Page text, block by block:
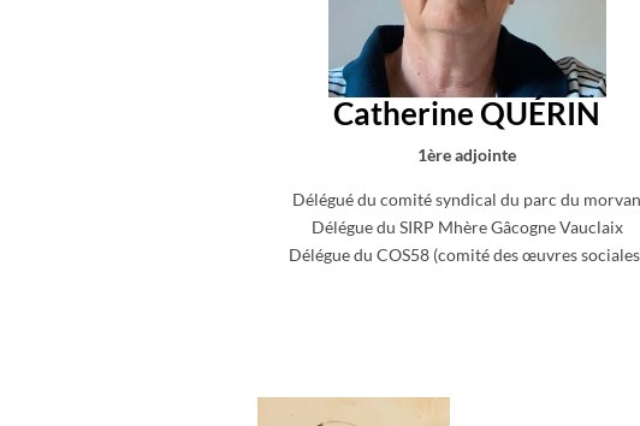
Catherine QUÉRIN
1ère adjointe
Délégué du comité syndical du parc du morvan
Délégue du SIRP Mhère Gâcogne Vauclaix
Délégue du COS58 (comité des œuvres